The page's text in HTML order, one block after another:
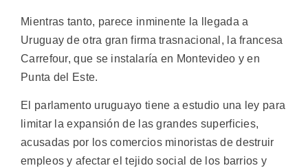
Mientras tanto, parece inminente la llegada a
Uruguay de otra gran firma trasnacional, la francesa
Carrefour, que se instalaría en Montevideo y en
Punta del Este.
El parlamento uruguayo tiene a estudio una ley para
limitar la expansión de las grandes superficies,
acusadas por los comercios minoristas de destruir
empleos y afectar el tejido social de los barrios y